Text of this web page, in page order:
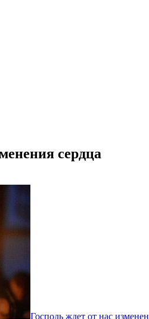
сердца
Господь ждет от нас